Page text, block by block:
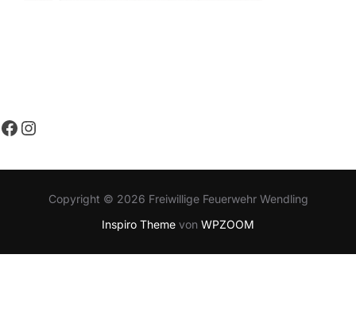
Facebook
Instagram
Copyright © 2026 Freiwillige Feuerwehr Wendling
Inspiro Theme von WPZOOM